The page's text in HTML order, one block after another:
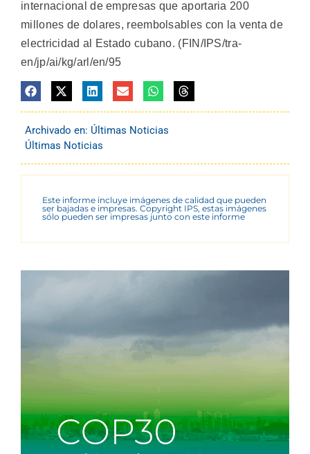
internacional de empresas que aportaria 200
millones de dolares, reembolsables con la venta de
electricidad al Estado cubano. (FIN/IPS/tra-
en/jp/ai/kg/arl/en/95
Archivado en: Últimas Noticias
Últimas Noticias
Este informe incluye imágenes de calidad que pueden
ser bajadas e impresas. Copyright IPS, estas imágenes
sólo pueden ser impresas junto con este informe